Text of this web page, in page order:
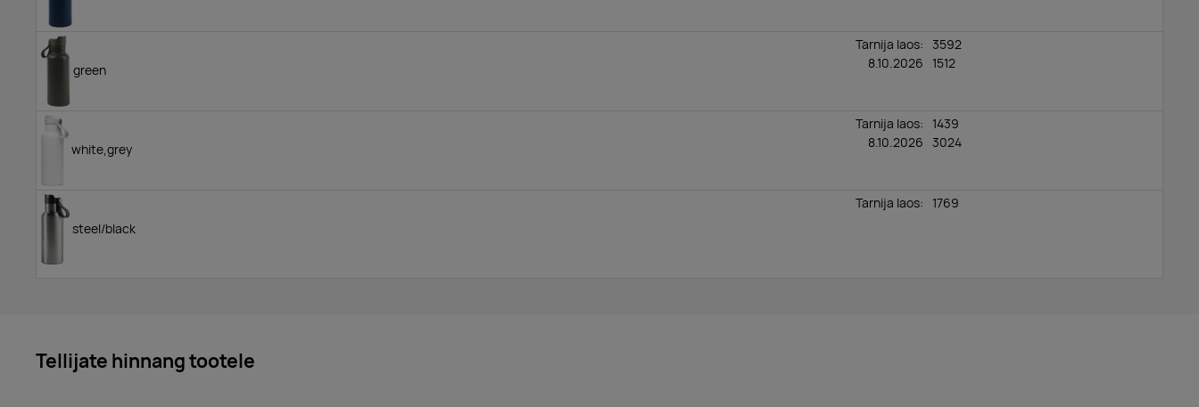
green
Tarnija laos:
8.10.2026
3592
1512
white,grey
Tarnija laos:
8.10.2026
1439
3024
steel/black
Tarnija laos: 1769
Tellijate hinnang tootele